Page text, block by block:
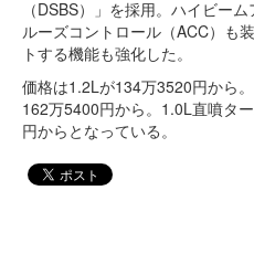
（DSBS）」を採用。ハイビー
ルーズコントロール（ACC）も
トする機能も強化した。
価格は1.2Lが134万3520円から
162万5400円から。1.0L直噴タ
円からとなっている。